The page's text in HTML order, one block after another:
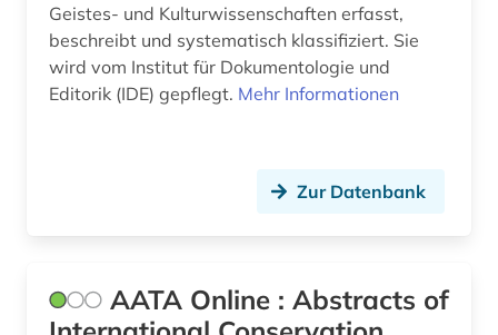
beschreibung (1)
bestandsaufbau (1)
bestattung (1)
bevölkerungsentwicklung (1)
bibliografie (12)
bibliographie (3)
Großbritannien (4)
Hamburg (1)
Irland (3)
Jugoslawien (1)
Geistes- und Kulturwissenschaften erfasst,
beschreibt und systematisch klassifiziert. Sie
wird vom Institut für Dokumentologie und
Editorik (IDE) gepflegt. Mehr Informationen
Zur Datenbank
AATA Online : Abstracts of